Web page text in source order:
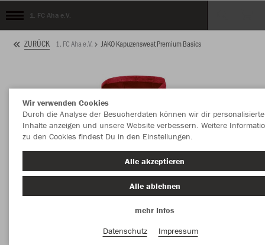
1. FC Aha e.V.
ZURÜCK 1. FC Aha e.V. JAKO Kapuzensweat Premium Basics
Wir verwenden Cookies
Durch die Analyse der Besucherdaten können wir dir personalisierte
Inhalte anzeigen und unsere Website verbessern. Weitere
zu den Cookies findest Du in den Einstellungen.
Alle akzeptieren
Alle ablehnen
mehr Infos
Datenschutz
Impressum